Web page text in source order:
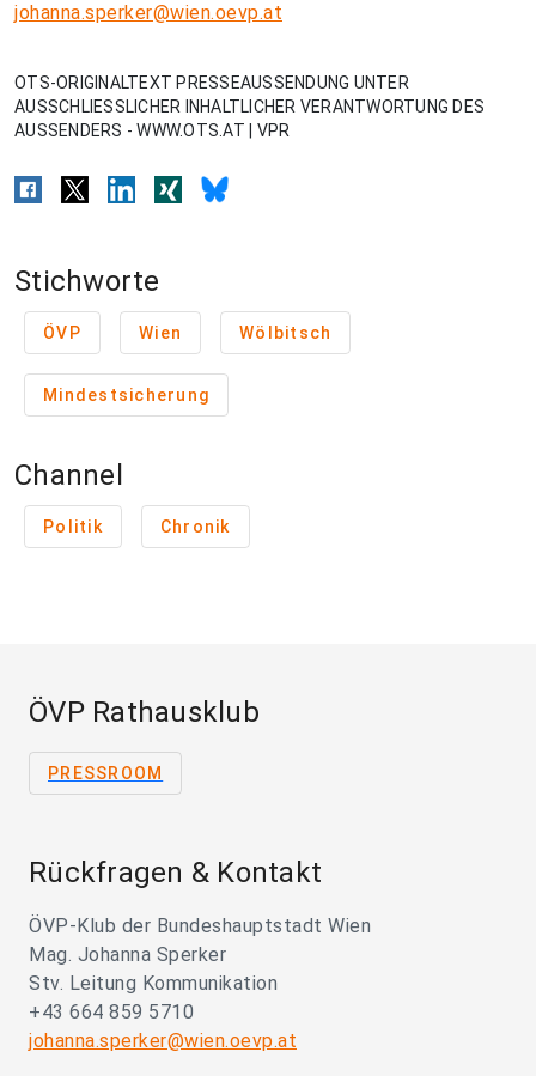
johanna.sperker@wien.oevp.at
OTS-ORIGINALTEXT PRESSEAUSSENDUNG UNTER
AUSSCHLIESSLICHER INHALTLICHER VERANTWORTUNG DES
AUSSENDERS - WWW.OTS.AT | VPR
Stichworte
ÖVP Wien Wölbitsch
Mindestsicherung
Channel
Politik Chronik
ÖVP Rathausklub
PRESSROOM
Rückfragen & Kontakt
ÖVP-Klub der Bundeshauptstadt Wien
Mag. Johanna Sperker
Stv. Leitung Kommunikation
+43 664 859 5710
johanna.sperker@wien.oevp.at